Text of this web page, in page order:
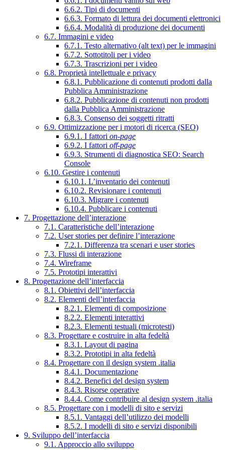
6.6.2. Tipi di documenti
6.6.3. Formato di lettura dei documenti elettronici
6.6.4. Modalità di produzione dei documenti
6.7. Immagini e video
6.7.1. Testo alternativo (alt text) per le immagini
6.7.2. Sottotitoli per i video
6.7.3. Trascrizioni per i video
6.8. Proprietà intellettuale e privacy
6.8.1. Pubblicazione di contenuti prodotti dalla
Pubblica Amministrazione
6.8.2. Pubblicazione di contenuti non prodotti
dalla Pubblica Amministrazione
6.8.3. Consenso dei soggetti ritratti
6.9. Ottimizzazione per i motori di ricerca (SEO)
6.9.1. I fattori on-page
6.9.2. I fattori off-page
6.9.3. Strumenti di diagnostica SEO: Search
Console
6.10. Gestire i contenuti
6.10.1. L’inventario dei contenuti
6.10.2. Revisionare i contenuti
6.10.3. Migrare i contenuti
6.10.4. Pubblicare i contenuti
7. Progettazione dell’interazione
7.1. Caratteristiche dell’interazione
7.2. User stories per definire l’interazione
7.2.1. Differenza tra scenari e user stories
7.3. Flussi di interazione
7.4. Wireframe
7.5. Prototipi interattivi
8. Progettazione dell’interfaccia
8.1. Obiettivi dell’interfaccia
8.2. Elementi dell’interfaccia
8.2.1. Elementi di composizione
8.2.2. Elementi interattivi
8.2.3. Elementi testuali (microtesti)
8.3. Progettare e costruire in alta fedeltà
8.3.1. Layout di pagina
8.3.2. Prototipi in alta fedeltà
8.4. Progettare con il design system .italia
8.4.1. Documentazione
8.4.2. Benefici del design system
8.4.3. Risorse operative
8.4.4. Come contribuire al design system .italia
8.5. Progettare con i modelli di sito e servizi
8.5.1. Vantaggi dell’utilizzo dei modelli
8.5.2. I modelli di sito e servizi disponibili
9. Sviluppo dell’interfaccia
9.1. Approccio allo sviluppo